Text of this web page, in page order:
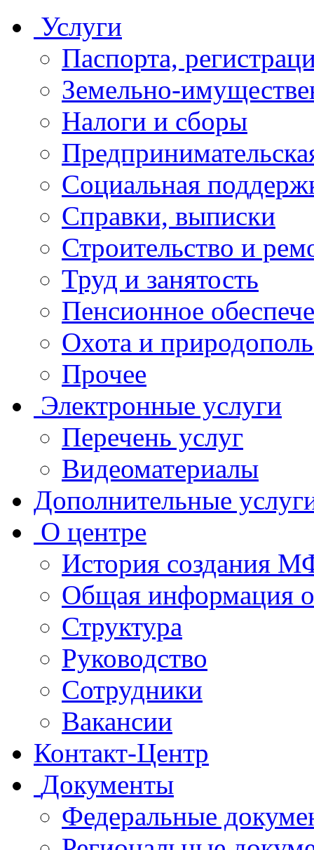
Услуги
Паспорта,
Земельно-
Налоги и сборы
Социальная
Справки, выписки
Строительство и
Труд и занятость
Пенсионное
Охота и
Прочее
Электронные услуги
Перечень услуг
Видеоматериалы
Дополнительные
О центре
История создания
Общая
Структура
Руководство
Сотрудники
Вакансии
Контакт-Центр
Документы
Федеральные